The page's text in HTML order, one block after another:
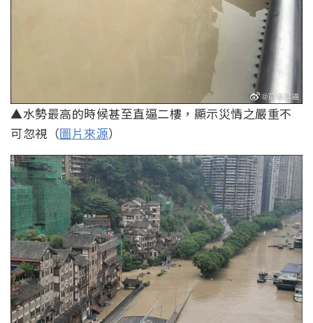
▲水勢最高的時候甚至直逼二樓，顯示災情之嚴重不
可忽視（圖片來源）